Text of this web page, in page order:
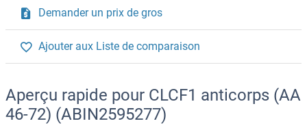
Demander un prix de gros
Ajouter aux Liste de comparaison
Aperçu rapide pour CLCF1 anticorps (AA
46-72) (ABIN2595277)